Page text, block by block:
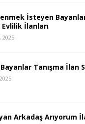
İsteyen
İlanları
2025
Tanışma İlan
Arkadaş Arıyorum